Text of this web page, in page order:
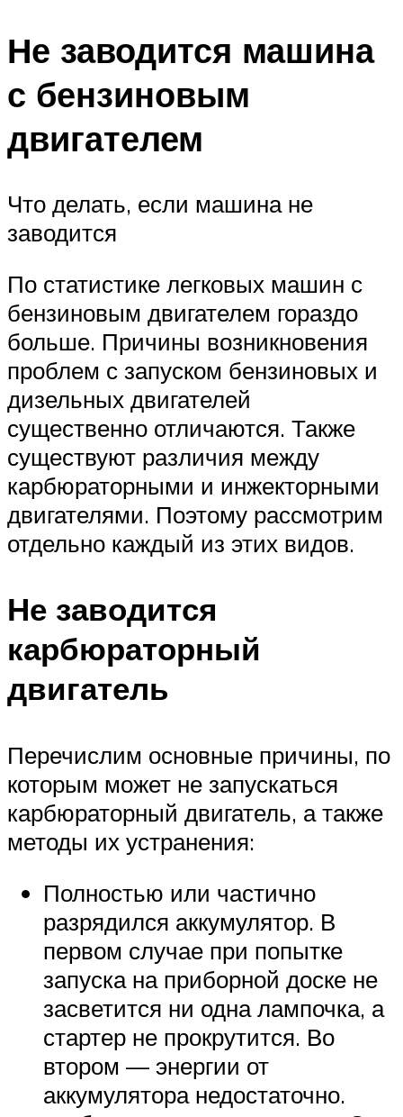
Не заводится машина
с бензиновым
двигателем
Что делать, если машина не
заводится
По статистике легковых машин с
бензиновым двигателем гораздо
больше. Причины возникновения
проблем с запуском бензиновых и
дизельных двигателей
существенно отличаются. Также
существуют различия между
карбюраторными и инжекторными
двигателями. Поэтому рассмотрим
отдельно каждый из этих видов.
Не заводится
карбюраторный
двигатель
Перечислим основные причины, по
которым может не запускаться
карбюраторный двигатель, а также
методы их устранения:
Полностью или частично
разрядился аккумулятор. В
первом случае при попытке
запуска на приборной доске не
засветится ни одна лампочка, а
стартер не прокрутится. Во
втором — энергии от
аккумулятора недостаточно.